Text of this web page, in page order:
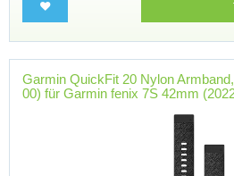
Garmin QuickFit 20 Nylon
00) für Garmin fenix 7S 42mm